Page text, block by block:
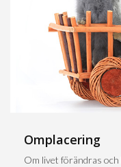
Omplacering
Om livet förändras